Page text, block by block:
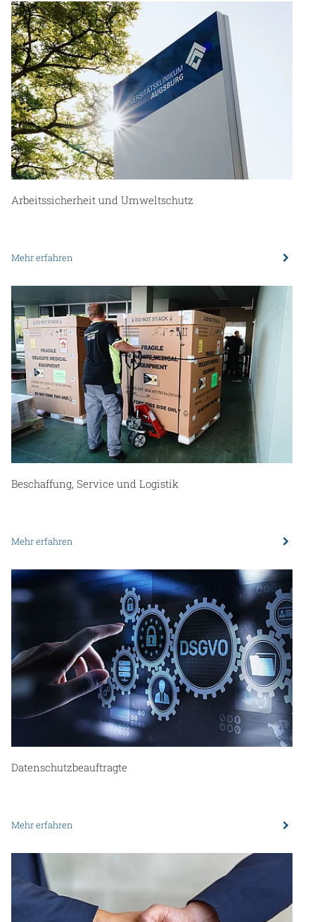
Arbeitssicherheit und Umweltschutz
Mehr erfahren
Beschaffung, Service und Logistik
Mehr erfahren
Datenschutz­beauftragte
Mehr erfahren